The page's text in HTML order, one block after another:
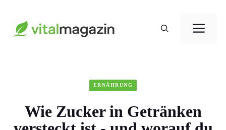
Inhalt
ERNÄHRUNG
Wie Zucker in Getränken